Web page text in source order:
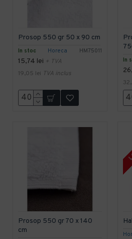
In stoc Horeca HM75011
Prosop 550 gr 50 x 90 cm
15,74 lei + TVA
19,05 lei TVA inclus
In
Prosop 550 gr 70 x 140
cm